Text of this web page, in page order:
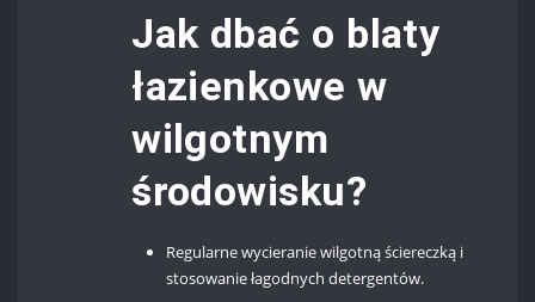
Jak dbać o blaty
łazienkowe w
wilgotnym
środowisku?
Regularne wycieranie wilgotną ściereczką i
stosowanie łagodnych detergentów.